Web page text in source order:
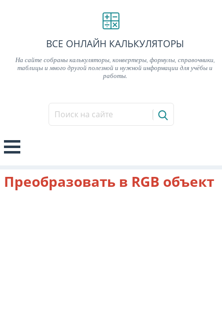
ВСЕ ОНЛАЙН КАЛЬКУЛЯТОРЫ
На сайте собраны калькуляторы, конвертеры, формулы, справочники,
таблицы и много другой полезной и нужной информации для учёбы и
работы.
Преобразовать в RGB объект